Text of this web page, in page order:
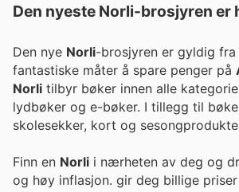
Den nyeste Norli-brosjyren er
Den nye Norli-brosjyren er gyldig fra
fantastiske måter å spare penger på
Norli tilbyr bøker innen alle
lydbøker og e-bøker. I tillegg til
skolesekker, kort og
Finn en Norli i nærheten av deg og
og høy inflasjon. gir deg